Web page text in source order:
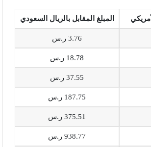
المبلغ المقابل بالريال السعودي
3.76 ر.س
18.78 ر.س
37.55 ر.س
187.75 ر.س
375.51 ر.س
938.77 ر.س